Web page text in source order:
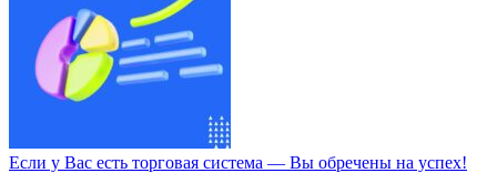
Если у Вас есть торговая система — Вы обречены на успех!